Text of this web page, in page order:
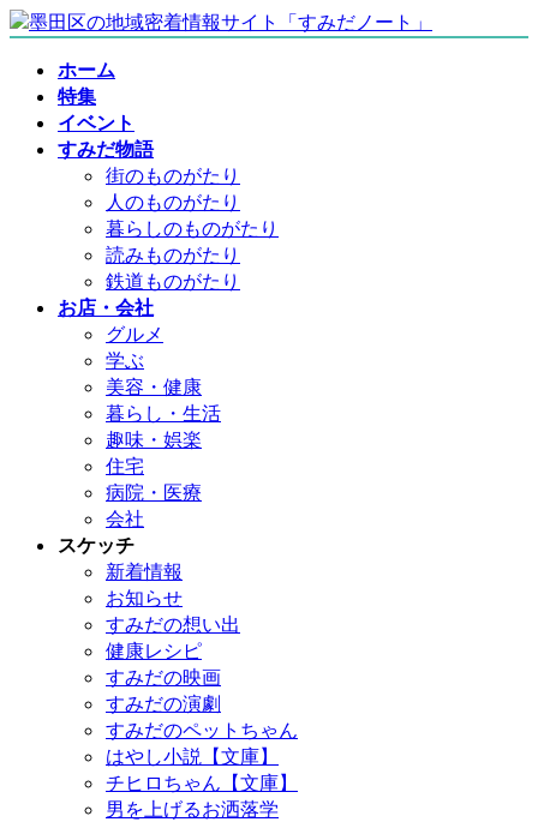
コ
ナ
ホーム
特集
イベント
すみだ物語
街のものがたり
人のものがたり
暮らしのものがたり
読みものがたり
鉄道ものがたり
お店・会社
グルメ
学ぶ
美容・健康
暮らし・生活
趣味・娯楽
住宅
病院・医療
会社
スケッチ
新着情報
お知らせ
すみだの想い出
健康レシピ
すみだの映画
すみだの演劇
すみだのペットちゃん
はやし小説【文庫】
チヒロちゃん【文庫】
男を上げるお洒落学